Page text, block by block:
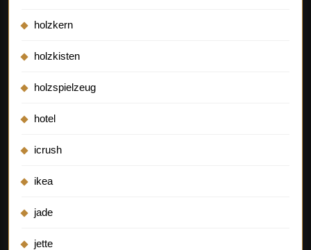
holzkern
holzkisten
holzspielzeug
hotel
icrush
ikea
jade
jette